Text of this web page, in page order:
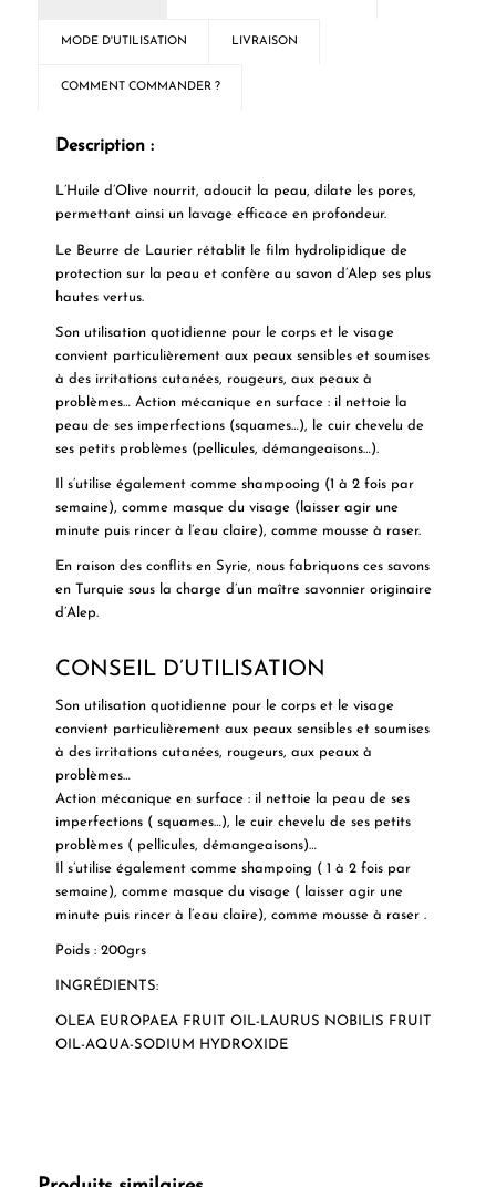
MODE D'UTILISATION LIVRAISON
COMMENT COMMANDER ?
Description :
L’Huile d’Olive nourrit, adoucit la peau, dilate les pores,
permettant ainsi un lavage efficace en profondeur.
Le Beurre de Laurier rétablit le film hydrolipidique de
protection sur la peau et confère au savon d’Alep ses plus
hautes vertus.
Son utilisation quotidienne pour le corps et le visage
convient particulièrement aux peaux sensibles et soumises
à des irritations cutanées, rougeurs, aux peaux à
problèmes… Action mécanique en surface : il nettoie la
peau de ses imperfections (squames…), le cuir chevelu de
ses petits problèmes (pellicules, démangeaisons…).
Il s’utilise également comme shampooing (1 à 2 foispar
semaine), comme masque du visage (laisser agir une
minute puis rincer à l’eau claire), comme mousse à raser.
En raison des conflits en Syrie, nous fabriquons ces savons
en Turquie sous la charge d’un maître savonnier originaire
d’Alep.
CONSEIL D’UTILISATION
Son utilisation quotidienne pour le corps et le visage
convient particulièrement aux peaux sensibles et soumises
à des irritations cutanées, rougeurs, aux peaux à
problèmes…
Action mécanique en surface : il nettoie la peau de ses
imperfections ( squames…), le cuir chevelu de ses petits
problèmes ( pellicules, démangeaisons)…
Il s’utilise également comme shampoing ( 1 à 2 fois par
semaine), comme masque du visage ( laisser agir une
minute puis rincer à l’eau claire), comme mousse à raser .
Poids : 200grs
INGRÉDIENTS:
OLEA EUROPAEA FRUIT OIL-LAURUS NOBILIS FRUIT
OIL-AQUA-SODIUM HYDROXIDE